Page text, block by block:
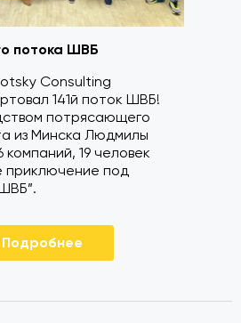
потока ШВБ
Consulting
141й поток ШВБ!
потрясающего
из Минска Людмилы
компаний, 19 человек
приключение под
Подробнее